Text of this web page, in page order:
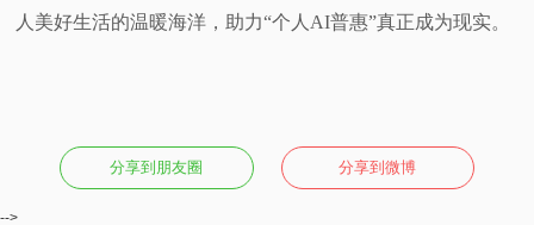
人美好生活的温暖海洋，助力“个人AI普惠”真正成为现实。
分享到朋友圈 分享到微博
-->